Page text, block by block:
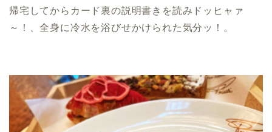
帰宅してからカード裏の説明書きを読みドッヒャァ
～！、全身に冷水を浴びせかけられた気分ッ！。